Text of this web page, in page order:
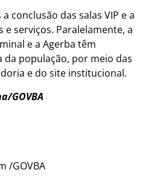
conclusão das salas VIP e a
e serviços. Paralelamente, a
e a Agerba têm
da população, por meio das
e do site institucional.
GOVBA
/GOVBA